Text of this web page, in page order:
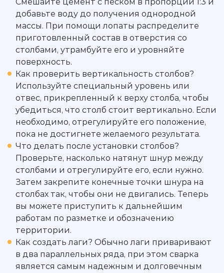
добавьте воду до получения однородной
массы. При помощи лопаты распределите
приготовленный состав в отверстия со
столбами, утрамбуйте его и уровняйте
поверхность.
Как проверить вертикальность столбов?
Используйте специальный уровень или
отвес, прикрепленный к верху столба, чтобы
убедиться, что столб стоит вертикально. Если
необходимо, отрегулируйте его положение,
пока не достигнете желаемого результата.
Что делать после установки столбов?
Проверьте, насколько натянут шнур между
столбами и отрегулируйте его, если нужно.
Затем закрепите конечные точки шнура на
столбах так, чтобы они не двигались. Теперь
вы можете приступить к дальнейшим
работам по разметке и обозначению
территории.
Как создать лаги? Обычно лаги приваривают
в два параллельных ряда, при этом сварка
является самым надежным и долговечным